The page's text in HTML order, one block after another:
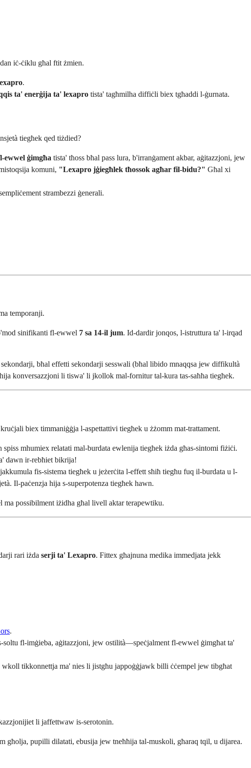
iċ-ċiklu għal ftit żmien.
.
ta' enerġija ta' lexapro tista' tagħmilha diffiċli biex tgħaddi l-ġurnata.
tiegħek qed tiżdied?
ewwel ġimgħa tista' tħoss bħal pass lura, b'irranġament akbar, aġitazzjoni, jew
komuni, "Lexapro jġiegħlek tħossok agħar fil-bidu?" Għal xi
strambezzi ġenerali.
temporanji.
sinifikanti fl-ewwel 7 sa 14-il jum. Id-dardir jonqos, l-istruttura ta' l-irqad
bħal effetti sekondarji sesswali (bħal libido mnaqqsa jew diffikultà
konversazzjoni li tiswa' li jkollok mal-fornitur tal-kura tas-saħħa tiegħek.
biex timmaniġġja l-aspettattivi tiegħek u żżomm mat-trattament.
mhumiex relatati mal-burdata ewlenija tiegħek iżda għas-sintomi fiżiċi.
dawn ir-rebħiet bikrija!
fis-sistema tiegħek u jeżerċita l-effett sħiħ tiegħu fuq il-burdata u l-
Il-paċenzja hija s-superpotenza tiegħek hawn.
possibilment iżidha għal livell aktar terapewtiku.
rari iżda serji ta' Lexapro. Fittex għajnuna medika immedjata jekk
.
fl-imġieba, aġitazzjoni, jew ostilità—speċjalment fl-ewwel ġimgħat ta'
tikkonnettja ma' nies li jistgħu jappoġġjawk billi ċċempel jew tibgħat
li jaffettwaw is-serotonin.
għolja, pupilli dilatati, ebusija jew tneħħija tal-muskoli, għaraq tqil, u dijarea.